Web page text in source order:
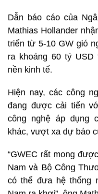
Dẫn báo cáo của
Mathias Hollander
triển từ 5-10 GW gió
ra khoảng 60 tỷ
nền kinh tế.
Hiện nay, các công
đang được cải tiến
công nghệ áp dụng
khác, vượt xa dự báo
“GWEC rất mong
Nam và Bộ Công
có thể đưa hệ thống